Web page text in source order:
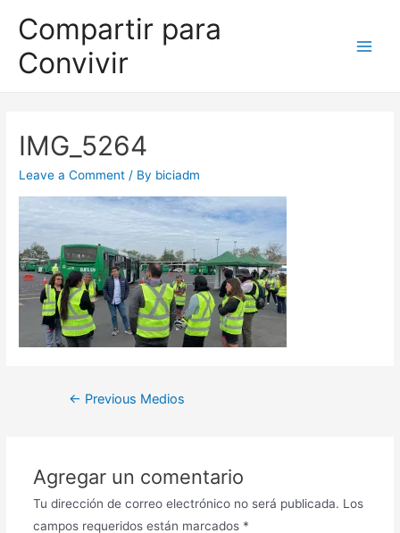
Compartir para
Convivir
IMG_5264
Leave a Comment / By biciadm
← Previous Medios
Agregar un comentario
Tu dirección de correo electrónico no será publicada. Los
campos requeridos están marcados *